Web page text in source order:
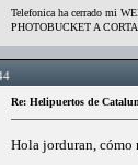
Telefonica ha cerrado mi
PHOTOBUCKET A
Re: Helipuertos de
Hola jorduran, cómo